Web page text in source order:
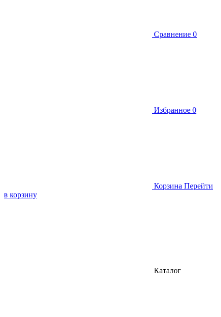
Сравнение 0
Избранное 0
Корзина Перейти
в корзину
Каталог